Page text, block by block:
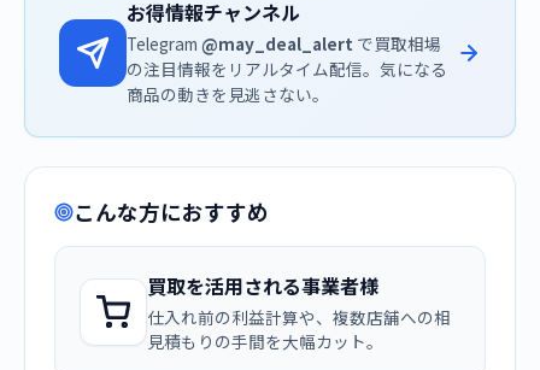
お得情報チャンネル
Telegram @may_deal_alert で買取相場
の注目情報をリアルタイム配信。気になる
商品の動きを見逃さない。
こんな方におすすめ
買取を活用される事業者様
仕入れ前の利益計算や、複数店舗への相
見積もりの手間を大幅カット。